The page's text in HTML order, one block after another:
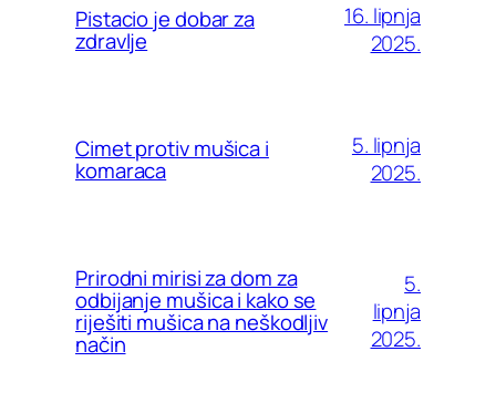
Pistacio je dobar za
zdravlje
16. lipnja
2025.
Cimet protiv mušica i
komaraca
5. lipnja
2025.
Prirodni mirisi za dom za
odbijanje mušica i kako se
riješiti mušica na neškodljiv
način
5.
lipnja
2025.